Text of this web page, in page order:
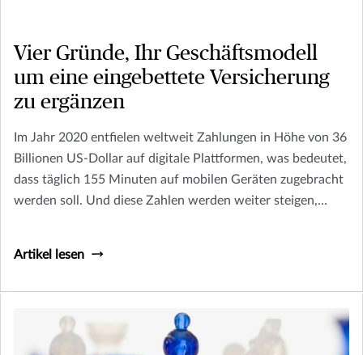
Vier Gründe, Ihr Geschäftsmodell
um eine eingebettete Versicherung
zu ergänzen
Im Jahr 2020 entfielen weltweit Zahlungen in Höhe von 36
Billionen US-Dollar auf digitale Plattformen, was bedeutet,
dass täglich 155 Minuten auf mobilen Geräten zugebracht
werden soll. Und diese Zahlen werden weiter steigen,
Artikel lesen